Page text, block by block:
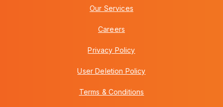
Our Services
Careers
Privacy Policy
User Deletion Policy
Terms & Conditions